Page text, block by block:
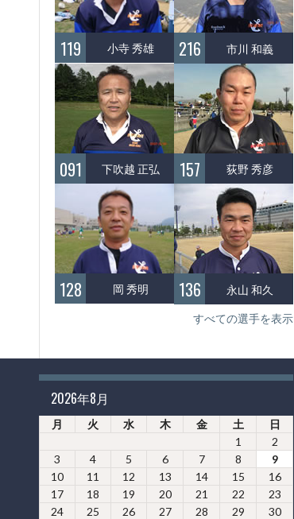
119 小寺 秀雄 216 市川 和義
091 下吹越 正弘 157 荻野 秀彦
128 岡 秀明 136 永山 和久
すべての選手を表示
2026年8月
月 火 水 木 金 土
日
1
2
3
4 5 6 7 8
9
10
11 12 13 14 15
16
17
18 19 20 21 22
23
24
25 26 27 28 29 30